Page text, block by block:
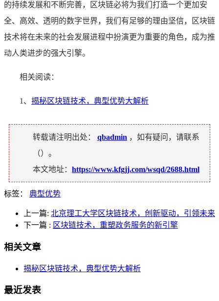
的持续发展和不断完善，区块链必将为我们打造一个更加安
全、高效、透明的数字世界，我们有足够的理由坚信，区块链
技术将在未来的社会发展进程中扮演更为重要的角色，成为推
动人类进步的强大引擎。
相关阅读：
1、 揭秘区块链技术，典型优势大解析
转载请注明出处： qbadmin ，如有疑问，请联系
（）。
本文地址： https://www.kfgjj.com/wsqd/2688.html
标签： 典型优势
上一篇: 北京理工大学区块链技术，创新驱动，引领未来
下一篇 : 区块链技术，重塑政务服务的新引擎
相关文章
揭秘区块链技术，典型优势大解析
最近发表